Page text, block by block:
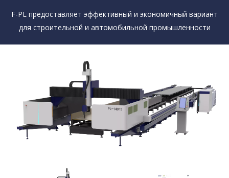
F-PL предоставляет эффективный и экономичный вариант
для строительной и автомобильной промышленности